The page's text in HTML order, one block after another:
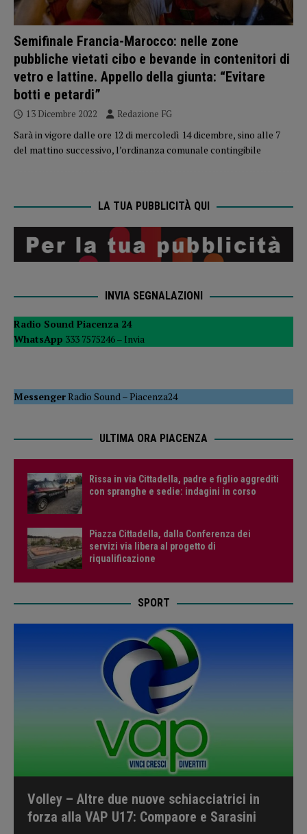
Semifinale Francia-Marocco: nelle zone
pubbliche vietati cibo e bevande in contenitori di
vetro e lattine. Appello della giunta: “Evitare
botti e petardi”
13 Dicembre 2022 Redazione FG
Sarà in vigore dalle ore 12 di mercoledì 14 dicembre, sino alle 7
del mattino successivo, l’ordinanza comunale contingibile
LA TUA PUBBLICITÀ QUI
INVIA SEGNALAZIONI
Radio Sound Piacenza 24
WhatsApp 333 7575246 – Invia
MessengerRadio Sound–Piacenza24
ULTIMA ORA PIACENZA
Rissa in via Cittadella, padre e figlio aggrediti
con spranghe e sedie: indagini in corso
Piazza Cittadella, dalla Conferenza dei
servizi via libera al progetto di
riqualificazione
SPORT
Volley – Altre due nuove schiacciatrici in
forza alla VAP U17: Compaore e Sarasini